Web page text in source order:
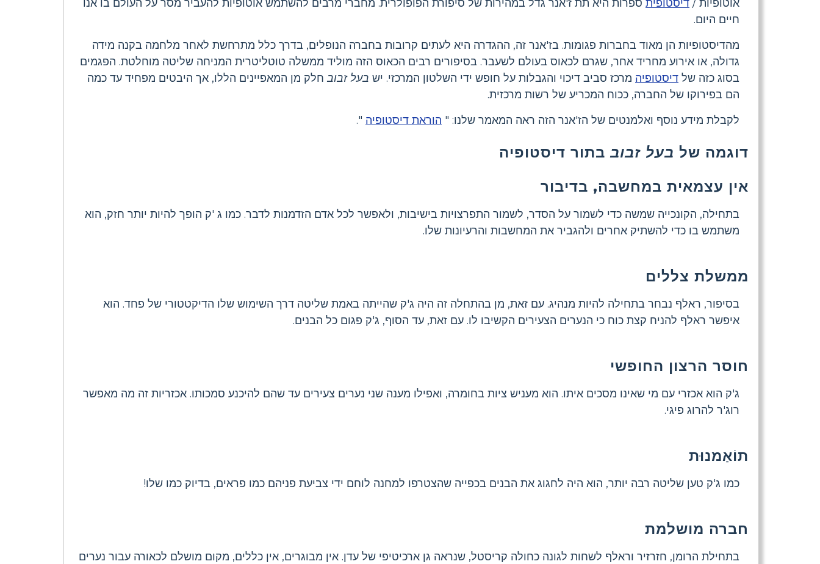
אוטופיות / דיסטופית ספרות היא תת ז'אנר גדל במהירות של סיפורת הפופולרית. מחברי מרבים להשתמש אוטופיות להעביר מסר על העולם בו אנו
חיים היום.
מהדיסטופיות הן מאוד בחברות פגומות. בז'אנר זה, ההגדרה היא לעתים קרובות בחברה הנופלים, בדרך כלל מתרחשת לאחר מלחמה בקנה מידה
גדולה, או אירוע מחריד אחר, שגרם לכאוס בעולם לשעבר. בסיפורים רבים הכאוס הזה מוליד ממשלה טוטליטרית המניחה שליטה מוחלטת. הפגמים
בסוג כזה של דיסטופיה מרכז סביב דיכוי והגבלות על חופש ידי השלטון המרכזי. יש בעל זבוב חלק מן המאפיינים הללו, אך היבטים מפחיד עד כמה
הם בפירוקו של החברה, ככוח המכריע של רשות מרכזית.
לקבלת מידע נוסף ואלמנטים של הז'אנר הזה ראה המאמר שלנו: " הוראת דיסטופיה ".
דוגמה של בעל זבוב בתור דיסטופיה
אין עצמאית במחשבה, בדיבור
בתחילה, הקונכייה שמשה כדי לשמור על הסדר, לשמור התפרצויות בישיבות, ולאפשר לכל אדם הזדמנות לדבר. כמו ג 'ק הופך להיות יותר חזק, הוא
משתמש בו כדי להשתיק אחרים ולהגביר את המחשבות והרעיונות שלו.
ממשלת צללים
בסיפור, ראלף נבחר בתחילה להיות מנהיג. עם זאת, מן בהתחלה זה היה ג'ק שהייתה באמת שליטה דרך השימוש שלו הדיקטטורי של פחד. הוא
איפשר ראלף להניח קצת כוח כי הנערים הצעירים הקשיבו לו. עם זאת, עד הסוף, ג'ק פגום כל הבנים.
חוסר הרצון החופשי
ג'ק הוא אכזרי עם מי שאינו מסכים איתו. הוא מעניש ציות בחומרה, ואפילו מענה שני נערים צעירים עד שהם להיכנע סמכותו. אכזריות זה מה מאפשר
רוג'ר להרוג פיגי.
תוֹאַמנוּת
כמו ג'ק טען שליטה רבה יותר, הוא היה לחגוג את הבנים בכפייה שהצטרפו למחנה לוחם ידי צביעת פניהם כמו פראים, בדיוק כמו שלו!
חברה מושלמת
בתחילת הרומן, חזרזיר וראלף לשחות לגונה כחולה קריסטל, שנראה גן ארכיטיפי של עדן. אין מבוגרים, אין כללים, מקום מושלם לכאורה עבור נערים